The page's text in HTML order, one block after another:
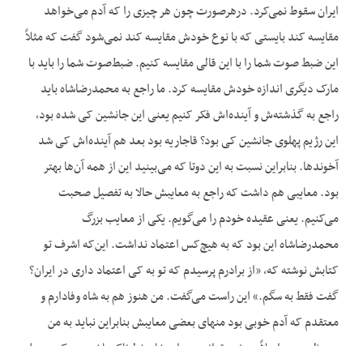
ایران سقوط نمی‌کرد. درهرصورت چون هر چیزی را که آدم می‌خواهد
مقایسه کند بایستی که با نوع خودش مقایسه کند نمی‌شود گفت که مثلاً
این ضبط صوت شما را با این قالی مقایسه کنیم. ضبط‌صوت شما را باید با
مارک دیگری اندازه خودش مقایسه کرد. ما راجع به محمدرضاشاه باید
راجع به گذشته‌ش و آینده‌اش فکر کنیم یعنی این جانشین کی شده بود،
این رژیم پهلوی جانشین کی بود؟ قاجاریه بود بعد هم آینده‌اش کی شد
آخوندها. بنابراین نسبت به این دوتا که می‌بینید این از همه آن‌ها بهتر
بود. معایبی هم داشت که راجع به معایبش حالا به تفصیل صحبت
می‌کنیم. یعنی عقیده خودم را می‌گویم. یکی از معایب بزرگ
محمدرضاشاه این بود که به هیچ‌کس اعتماد نداشت. این‌که اشرف تو
کتابش نوشته که، «از برادرم پرسیدم که تو به کی اعتماد داری در ایران؟
گفت فقط به سگم.» این راست می‌گفت. من هنوز هم به شاه وفادارم و
معتقدم که آدم خوبی بود منهای بعضی معایبش بنابراین نباید به من